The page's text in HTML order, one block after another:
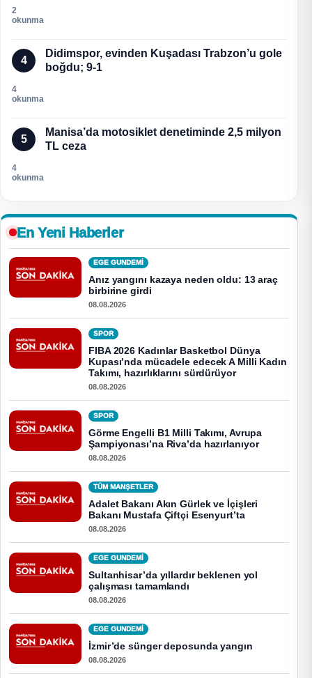
2
okunma
4
Didimspor, evinden Kuşadası Trabzon’u gole
boğdu; 9-1
4
okunma
5
Manisa’da motosiklet denetiminde 2,5 milyon
TL ceza
4
okunma
En Yeni Haberler
EGE GUNDEMİ
Anız yangını kazaya neden oldu: 13 araç
birbirine girdi
08.08.2026
SPOR
FIBA 2026 Kadınlar Basketbol Dünya
Kupası’nda mücadele edecek A Milli Kadın
Takımı, hazırlıklarını sürdürüyor
08.08.2026
SPOR
Görme Engelli B1 Milli Takımı, Avrupa
Şampiyonası’na Riva’da hazırlanıyor
08.08.2026
TÜM MANŞETLER
Adalet Bakanı Akın Gürlek ve İçişleri
Bakanı Mustafa Çiftçi Esenyurt’ta
08.08.2026
EGE GUNDEMİ
Sultanhisar’da yıllardır beklenen yol
çalışması tamamlandı
08.08.2026
EGE GUNDEMİ
İzmir’de sünger deposunda yangın
08.08.2026